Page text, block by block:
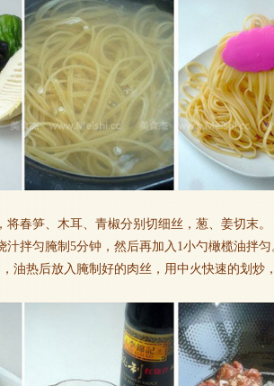
将春笋、木耳、青椒分别切细丝，葱、姜切末。
汁拌匀腌制5分钟，然后再加入1小勺橄榄油拌匀
油热后放入腌制好的肉丝，用中火快速的划炒